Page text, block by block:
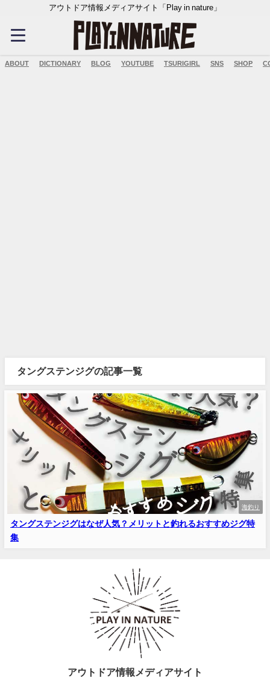
アウトドア情報メディアサイト「Play in nature」
ABOUT DICTIONARY BLOG YOUTUBE TSURIGIRL SNS SHOP
タングステンジグの記事一覧
海釣り
タングステンジグはなぜ人気？メリットと釣れるおすすめジグ特
集
アウトドア情報メディアサイト